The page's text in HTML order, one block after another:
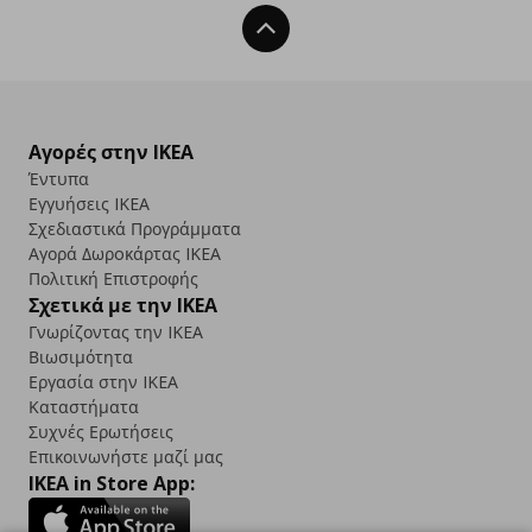
Back To Top
Αγορές στην IKEA
Έντυπα
Εγγυήσεις IKEA
Σχεδιαστικά Προγράμματα
Αγορά Δωρoκάρτας IKEA
Πολιτική Επιστροφής
Σχετικά με την IKEA
Γνωρίζοντας την IKEA
Βιωσιμότητα
Εργασία στην IKEA
Καταστήματα
Συχνές Ερωτήσεις
Επικοινωνήστε μαζί μας
IKEA in Store App: